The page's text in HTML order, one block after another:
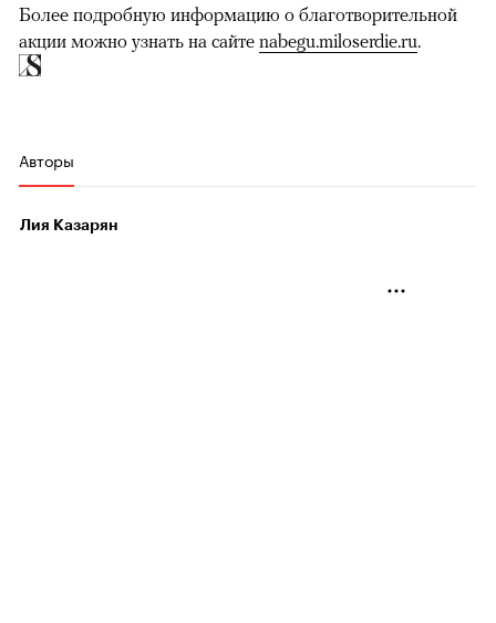
Более подробную информацию о благотворительной
акции можно узнать на сайте nabegu.miloserdie.ru.
Авторы
Лия Казарян